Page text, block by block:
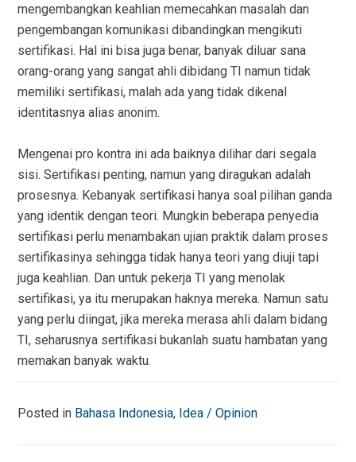
mengembangkan keahlian memecahkan masalah dan
pengembangan komunikasi dibandingkan mengikuti
sertifikasi. Hal ini bisa juga benar, banyak diluar sana
orang-orang yang sangat ahli dibidang TI namun tidak
memiliki sertifikasi, malah ada yang tidak dikenal
identitasnya alias anonim.
Mengenai pro kontra ini ada baiknya dilihar dari segala
sisi. Sertifikasi penting, namun yang diragukan adalah
prosesnya. Kebanyak sertifikasi hanya soal pilihan ganda
yang identik dengan teori. Mungkin beberapa penyedia
sertifikasi perlu menambakan ujian praktik dalam proses
sertifikasinya sehingga tidak hanya teori yang diuji tapi
juga keahlian. Dan untuk pekerja TI yang menolak
sertifikasi, ya itu merupakan haknya mereka. Namun satu
yang perlu diingat, jika mereka merasa ahli dalam bidang
TI, seharusnya sertifikasi bukanlah suatu hambatan yang
memakan banyak waktu.
Posted in Bahasa Indonesia, Idea / Opinion